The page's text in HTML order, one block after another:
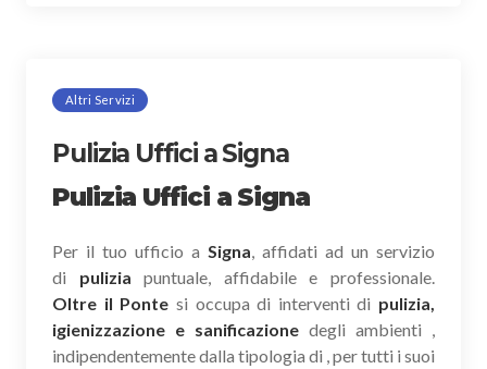
Altri Servizi
Pulizia Uffici a Signa
Pulizia Uffici a Signa
Per il tuo ufficio a Signa, affidati ad un servizio
di puliziapuntuale, affidabile e professionale.
Oltre il Ponte si occupa di interventi di pulizia,
igienizzazione e sanificazione degli ambienti ,
indipendentemente dalla tipologia di , per tutti i suoi